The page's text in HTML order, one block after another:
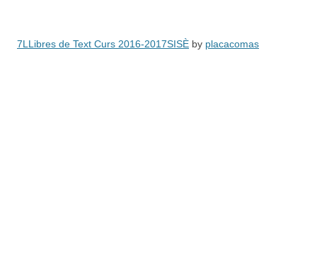
7LLibres de Text Curs 2016-2017SISÈ by placacomas